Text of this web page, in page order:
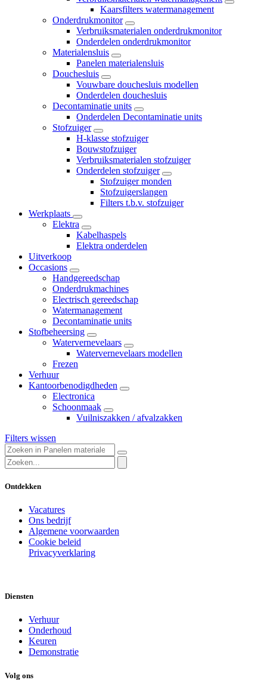
Kaarsfilters watermanagement
Onderdrukmonitor
Verbruiksmaterialen onderdrukmonitor
Onderdelen onderdrukmonitor
Materialensluis
Panelen materialensluis
Douchesluis
Vouwbare douchesluis modellen
Onderdelen douchesluis
Decontaminatie units
Onderdelen Decontaminatie units
Stofzuiger
H-klasse stofzuiger
Bouwstofzuiger
Verbruiksmaterialen stofzuiger
Onderdelen stofzuiger
Stofzuiger monden
Stofzuigerslangen
Filters t.b.v. stofzuiger
Werkplaats
Elektra
Kabelhaspels
Elektra onderdelen
Uitverkoop
Occasions
Handgereedschap
Onderdrukmachines
Electrisch gereedschap
Watermanagement
Decontaminatie units
Stofbeheersing
Watervernevelaars
Watervernevelaars modellen
Frezen
Verhuur
Kantoorbenodigdheden
Electronica
Schoonmaak
Vuilniszakken / afvalzakken
Filters wissen
Ontdekken
Vacatures
Ons bedrijf
Algemene voorwaarden
Cookie beleid
Privacyverklaring
Diensten
Verhuur
Onderhoud
Keuren
Demonstratie
Volg ons